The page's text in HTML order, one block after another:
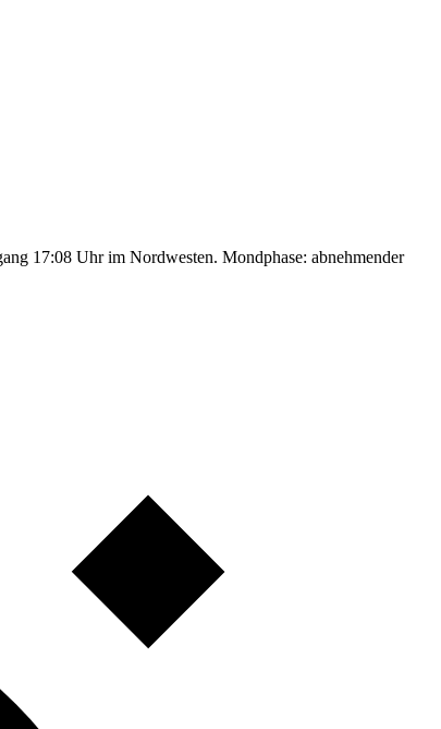
17:08 Uhr im Nordwesten. Mondphase: abnehmender